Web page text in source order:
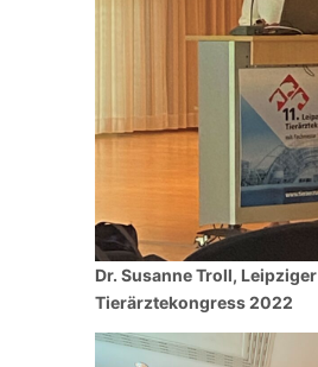
Dr. Susanne Troll, Leipziger
Tierärztekongress 2022